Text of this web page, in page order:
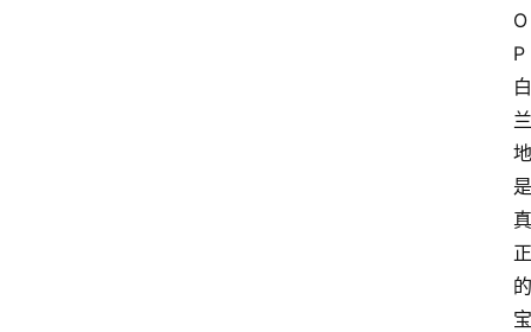
O
P
白
兰
地
是
真
正
的
宝